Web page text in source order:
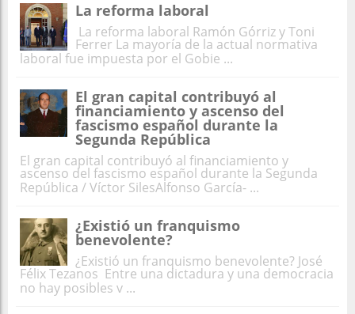
La reforma laboral
La reforma laboral Ramón Górriz y Toni
Ferrer La mayoría de la actual normativa
laboral fue impuesta por el Gobie ...
El gran capital contribuyó al
financiamiento y ascenso del
fascismo español durante la
Segunda República
El gran capital contribuyó al financiamiento y
ascenso del fascismo español durante la Segunda
República / Víctor SilesAlfonso García- ...
¿Existió un franquismo
benevolente?
¿Existió un franquismo benevolente? José
Félix Tezanos Entre una dictadura y una democracia
no hay posibles v ...